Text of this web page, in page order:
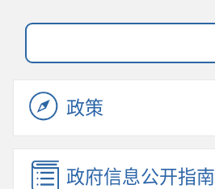
政策
政府信息公开指南